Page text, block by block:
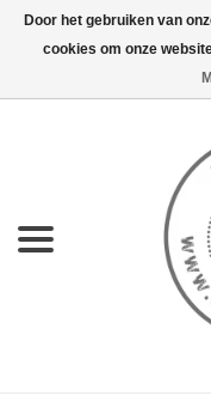
KEUKEN
Door het gebruiken van
cookies om onze